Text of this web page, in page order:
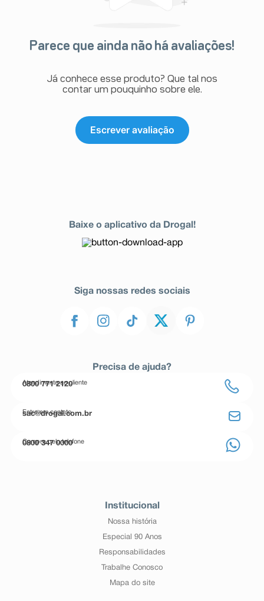
Parece que ainda não há avaliações!
Já conhece esse produto? Que tal nos
contar um pouquinho sobre ele.
Escrever avaliação
Baixe o aplicativo da Drogal!
Siga nossas redes sociais
Precisa de ajuda?
Atendimento ao cliente
0800 771 2120
Entre em contato
sac@drogal.com.br
Compre pelo telefone
0800 347 0000
Institucional
Nossa história
Especial 90 Anos
Responsabilidades
Trabalhe Conosco
Mapa do site